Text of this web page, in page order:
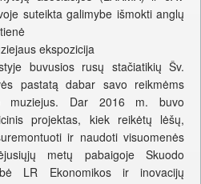
suteikta galimybe išmokti anglų
ekspozicija
buvusios rusų stačiatikių Šv.
pastatą dabar savo reikmėms
muziejus. Dar 2016 m. buvo
projektas, kiek reikėtų lėšų,
ir naudoti visuomenės
metų pabaigoje Skuodo
LR Ekonomikos ir inovacijų